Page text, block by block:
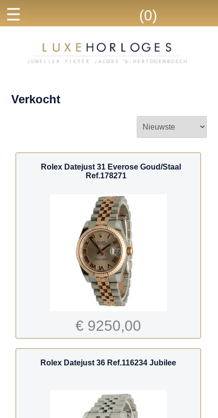
☰ (0)
Verkocht
Rolex Datejust 31 Everose Goud/Staal
Ref.178271
€ 9250,00
Rolex Datejust 36 Ref.116234 Jubilee